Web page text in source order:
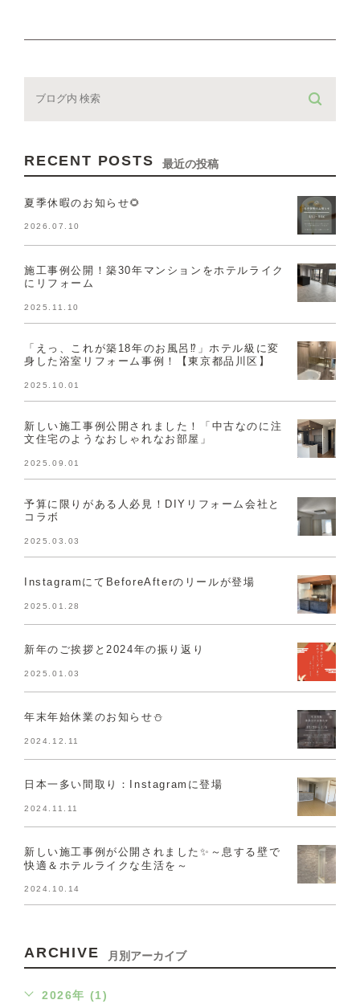
RECENT POSTS 最近の投稿
夏季休暇のお知らせ🌻
2026.07.10
施工事例公開！築30年マンションをホテルライク
にリフォーム
2025.11.10
「えっ、これが築18年のお風呂⁉」ホテル級に変
身した浴室リフォーム事例！【東京都品川区】
2025.10.01
新しい施工事例公開されました！「中古なのに注
文住宅のようなおしゃれなお部屋」
2025.09.01
予算に限りがある人必見！DIYリフォーム会社と
コラボ
2025.03.03
InstagramにてBeforeAfterのリールが登場
2025.01.28
新年のご挨拶と2024年の振り返り
2025.01.03
年末年始休業のお知らせ⛄
2024.12.11
日本一多い間取り：Instagramに登場
2024.11.11
新しい施工事例が公開されました✨～息する壁で
快適＆ホテルライクな生活を～
2024.10.14
ARCHIVE 月別アーカイブ
2026年 (1)